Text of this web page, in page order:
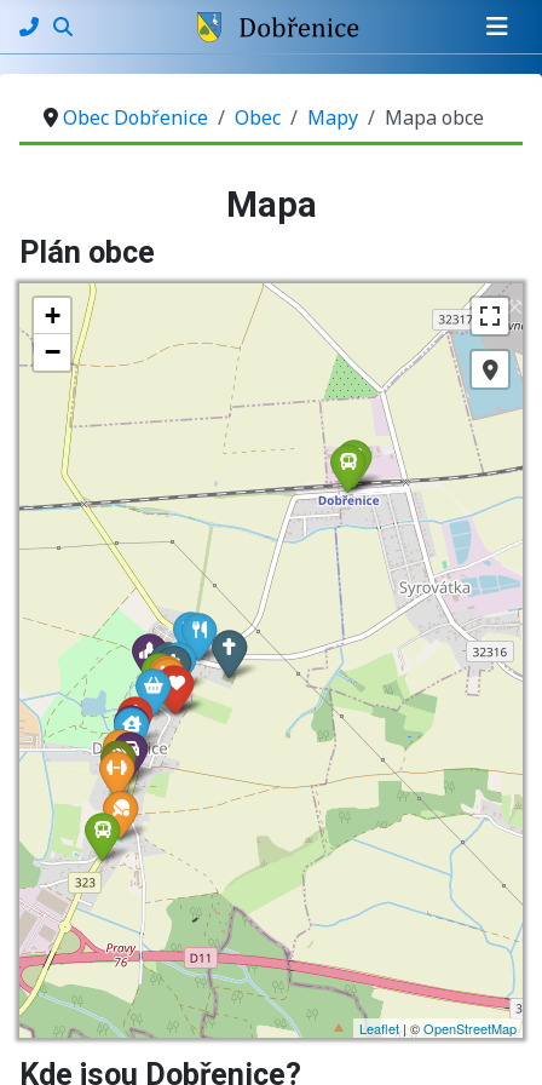
Obec Dobřenice Obec Mapy Mapa obce
Mapa
Plán obce
+
−
Leaflet| ©OpenStreetMap
Kde jsou Dobřenice?